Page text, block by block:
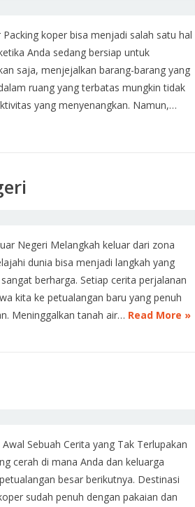
Packing koper bisa menjadi salah satu hal
Anda sedang bersiap untuk
saja, menjejalkan barang-barang yang
ruang yang terbatas mungkin tidak
yang menyenangkan. Namun,…
Negeri Melangkah keluar dari zona
dunia bisa menjadi langkah yang
berharga. Setiap cerita perjalanan
kita ke petualangan baru yang penuh
Meninggalkan tanah air… Read More »
Sebuah Cerita yang Tak Terlupakan
cerah di mana Anda dan keluarga
besar berikutnya. Destinasi
sudah penuh dengan pakaian dan